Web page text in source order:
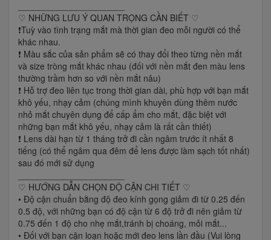
♡ NHỮNG LƯU Ý QUAN TRỌNG CẦN BIẾT ♡
❗️Tuỳ vào tình trạng mắt mà thời gian đeo mỗi người có thể
khác nhau.
❗️ Màu sắc của sản phẩm sẽ có thay đổi theo từng nền mắt
và size tròng mắt khác nhau (đối với nền mắt đen màu lens
thường trầm hơn so với nền mắt nâu)
❗️ Hỗ trợ đeo liên tục trong thời gian dài, phù hợp với bạn mắt
khô yếu, nhạy cảm (chúng mình khuyên dùng thêm nước
nhỏ mắt chuyên dụng để cấp ẩm cho mắt, đặc biệt với
những bạn mắt khô yếu, nhạy cảm là rất cần thiết)
❗️ Lens dài hạn từ 1 tháng trở đi cần ngâm trước ít nhất 8
tiếng (có thể ngâm qua đêm để lens được làm sạch tốt nhất)
sau đó mới sử dụng
♡ HƯỚNG DẪN CHỌN ĐỘ CẬN CHI TIẾT ♡
• Độ cận chuẩn bằng độ đeo kính gọng giảm đi từ 0.25 đến
0.5 độ, với những bạn có độ cận từ 6 độ trở đi nên giảm từ
0.75 đến 1 độ cho nhẹ mắt,tránh bị choáng, mỏi mắt...
• Đối với bạn cận loạn hoặc mới đeo lens lần đầu (Vui lòng